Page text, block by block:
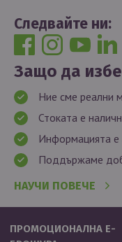
Следвайте ни:
Защо да
Ние сме реални
Стоката е
Информацията е
Поддържаме
НАУЧИ ПОВЕЧЕ
ПРОМОЦИОНАЛНА Е-